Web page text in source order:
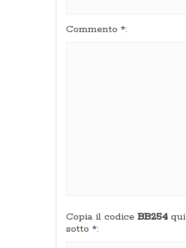
Commento *:
Copia il codice BB254 qui
sotto *: